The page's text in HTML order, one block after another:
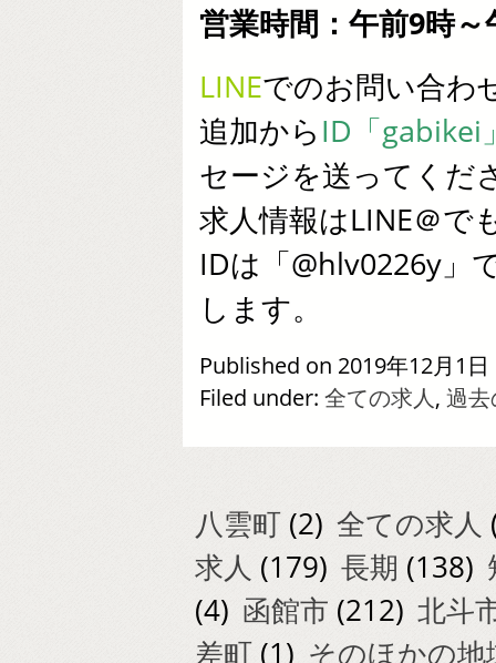
営業時間：午前9時～
LINEでのお問い合わ
追加からID「gabikei
セージを送ってくだ
求人情報はLINE＠で
IDは「@hlv0226y」
します。
Published on 2019年12月1日
Filed under: 全ての求人, 過
八雲町 (2) 全ての求人
求人 (179) 長期 (138)
(4) 函館市 (212) 北斗
差町 (1) そのほかの地